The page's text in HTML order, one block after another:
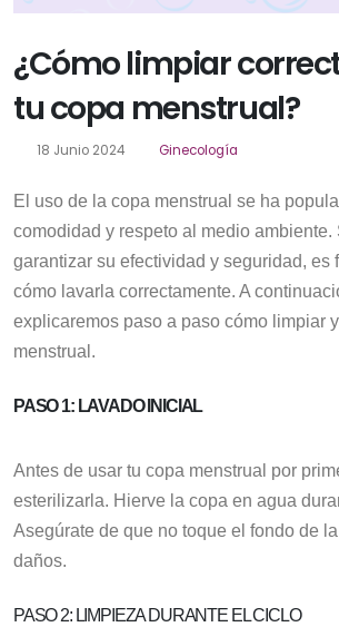
¿Cómo limpiar
tu copa menstrual?
18 Junio 2024 Ginecología
El uso de la copa menstrual se ha
comodidad y respeto al medio ambiente.
garantizar su efectividad y seguridad, es
cómo lavarla correctamente. A
explicaremos paso a paso cómo limpiar
menstrual.
PASO 1: LAVADO INICIAL
Antes de usar tu copa menstrual por
esterilizarla. Hierve la copa en agua
Asegúrate de que no toque el fondo de
daños.
PASO 2: LIMPIEZA DURANTE EL CICLO